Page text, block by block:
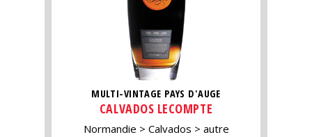
MULTI-VINTAGE PAYS D'AUGE
CALVADOS LECOMPTE
Normandie Calvados autre